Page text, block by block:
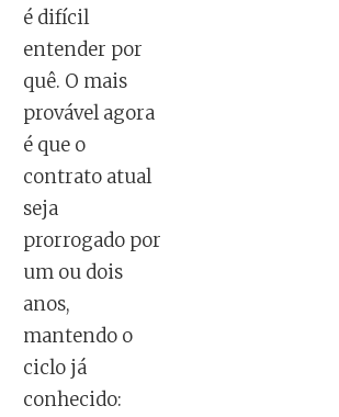
é difícil
entender por
quê. O mais
provável agora
é que o
contrato atual
seja
prorrogado por
um ou dois
anos,
mantendo o
ciclo já
conhecido: